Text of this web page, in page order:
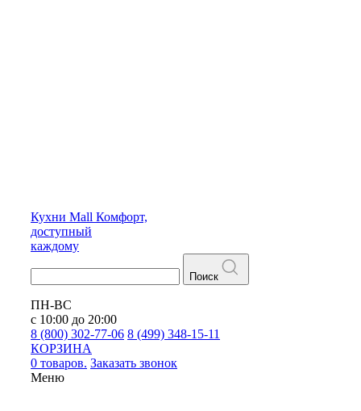
Кухни Mall Комфорт,
доступный
каждому
Поиск
ПН-ВС
с 10:00 до 20:00
8 (800) 302-77-06 8 (499) 348-15-11
КОРЗИНА
0 товаров. Заказать звонок
Меню